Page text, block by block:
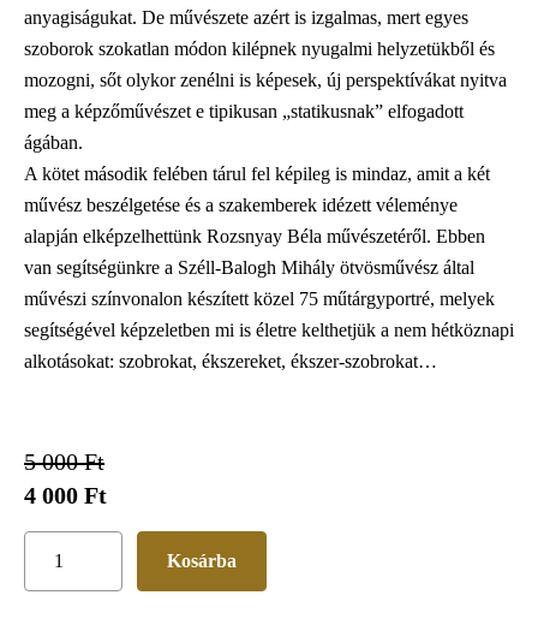
anyagiságukat. De művészete azért is izgalmas, mert egyes
szoborok szokatlan módon kilépnek nyugalmi helyzetükből és
mozogni, sőt olykor zenélni is képesek, új perspektívákat nyitva
meg a képzőművészet e tipikusan „statikusnak” elfogadott
ágában.
A kötet második felében tárul fel képileg is mindaz, amit a két
művész beszélgetése és a szakemberek idézett véleménye
alapján elképzelhettünk Rozsnyay Béla művészetéről. Ebben
van segítségünkre a Széll-Balogh Mihály ötvösművész által
művészi színvonalon készített közel 75 műtárgyportré, melyek
segítségével képzeletben mi is életre kelthetjük a nem hétköznapi
alkotásokat: szobrokat, ékszereket, ékszer-szobrokat…
5 000 Ft
4 000 Ft